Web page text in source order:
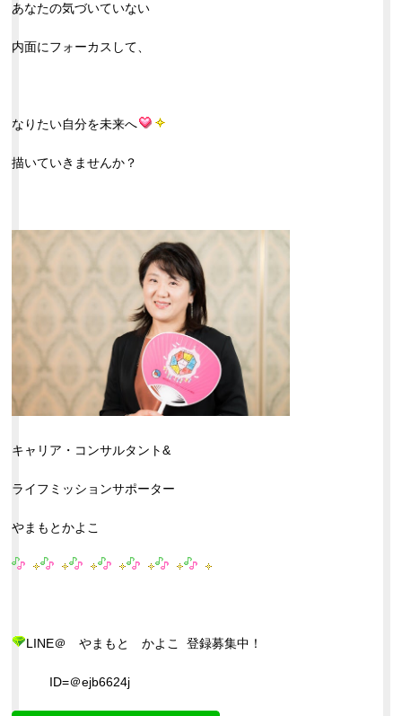
あなたの気づいていない
内面にフォーカスして、
なりたい自分を未来へ
描いていきませんか？
キャリア・コンサルタント&
ライフミッションサポーター
やまもとかよこ
LINE＠ やまもと かよこ 登録募集中！
ID=＠ejb6624j